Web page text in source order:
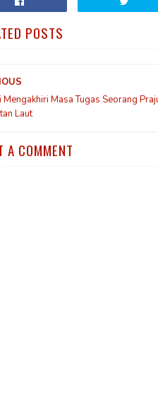
POSTS
Mengakhiri Masa Tugas Seorang
Laut
A COMMENT